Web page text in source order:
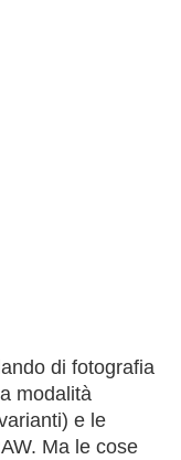
di fotografia
modalità
e le
Ma le cose